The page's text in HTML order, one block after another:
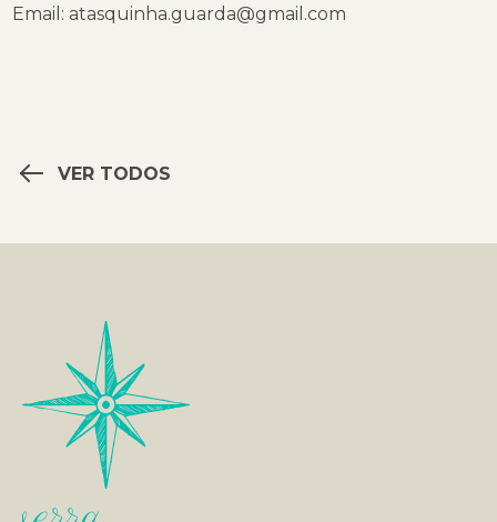
Email:atasquinha.guarda@gmail.com
VER TODOS